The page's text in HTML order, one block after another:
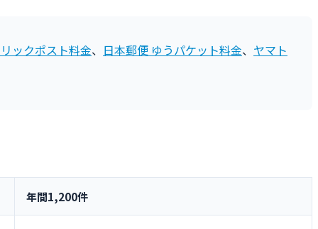
ックポスト料金、 日本郵便 ゆうパケット料金、 ヤマト
年間1,200件